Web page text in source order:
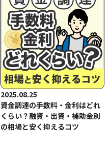
2025.08.25
資金調達の手数料・金利はどれ
くらい？融資・出資・補助金別
の相場と安く抑えるコツ